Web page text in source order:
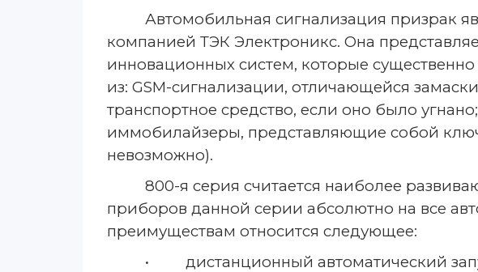
Автомобильная сигнализация призрак
компанией ТЭК Электроникс. Она
инновационных систем, которые
из: GSM-сигнализации, отличающейся
транспортное средство, если оно было
иммобилайзеры, представляющие собой
невозможно).
800-я серия считается наиболее
приборов данной серии абсолютно на все
преимуществам относится следующее:
• дистанционный автоматический